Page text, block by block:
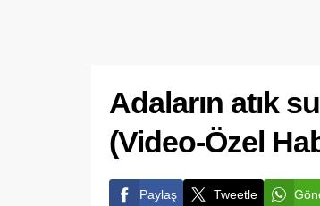
Adaların atık
(Video-Özel
Paylaş Tweetle